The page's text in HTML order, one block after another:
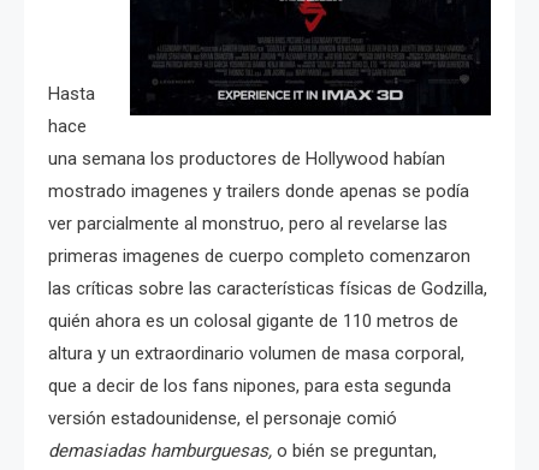
Hasta
hace
una semana los productores de Hollywood habían
mostrado imagenes y trailers donde apenas se podía
ver parcialmente al monstruo, pero al revelarse las
primeras imagenes de cuerpo completo comenzaron
las críticas sobre las características físicas de Godzilla,
quién ahora es un colosal gigante de 110 metros de
altura y un extraordinario volumen de masa corporal,
que a decir de los fans nipones, para esta segunda
versión estadounidense, el personaje comió
demasiadas hamburguesas, o bién se preguntan,